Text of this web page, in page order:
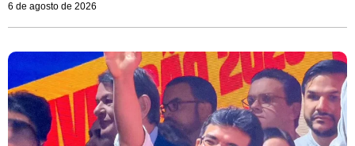
6 de agosto de 2026